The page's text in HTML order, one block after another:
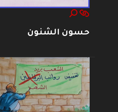
حسون الشنون